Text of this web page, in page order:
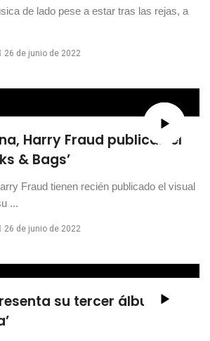
de lado pese a estar tras las rejas, a
26 de junio de 2022
Harry Fraud publican el
& Bags’
Fraud tienen recién publicado el visual
...
26 de junio de 2022
su tercer álbum de